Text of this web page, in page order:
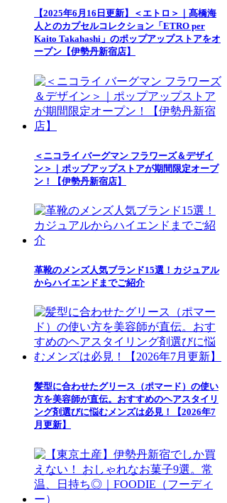
【2025年6月16日更新】＜エトロ＞｜髙橋海
人とのカプセルコレクション「ETRO per
Kaito Takahashi」のポップアップストアをオ
ープン【伊勢丹新宿店】
＜ニコライ バーグマン フラワーズ＆デザイ
ン＞｜ポップアップストアが期間限定オープ
ン！【伊勢丹新宿店】
革靴のメンズ人気ブランド15選！カジュアル
からハイエンドまでご紹介
髪型に合わせたグリース（ポマード）の使い
方を美容師が直伝。おすすめのヘアスタイリ
ング剤選びに悩むメンズは必見！【2026年7
月更新】